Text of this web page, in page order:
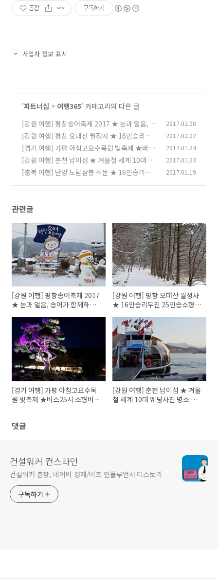
공감 구독하기
사업자 정보 표시
'파트너십 > 여행365' 카테고리의 다른 글
[강원 여행] 평창송어축제 2017 ★ 눈과 얼음, 송
어가 함께하는 겨울이야기 (0)
2017.02.08
[강원 여행] 평창 오대산 월정사 ★ 16인승리무
진 25인승소형버스 (0)
2017.02.02
[경기 여행] 가평 아침고요수목원 빛축제 ★버스
25시 소형버스 우등버스 전세버스 대여 전문
(0)
2017.01.24
[강원 여행] 춘천 남이섬 ★ 겨울철 세계 10대 웨
딩사진 명소 남이섬
(0)
2017.01.23
[충북 여행] 단양 도담삼봉 석문 ★ 16인승리무
2017.01.19
관련글
[강원 여행] 평창송어축제 2017
★ 눈과 얼음, 송어가 함께하는
[강원 여행] 평창 오대산 월정사
★ 16인승리무진 25인승소형버
[경기 여행] 가평 아침고요수목
원 빛축제 ★버스25시 소형버스
[강원 여행] 춘천 남이섬 ★ 겨울
철 세계 10대 웨딩사진 명소 남
댓글
건설워커 컨스라인
건설워커 촌장, 네이버 경제/비즈 인플루언서 티스토리
구독하기